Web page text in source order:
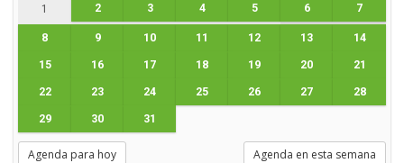
1 2 3 4 5 6 7
8 9 10 11 12 13 14
15 16 17 18 19 20 21
22 23 24 25 26 27 28
29 30 31
Agenda para hoy Agenda en esta semana